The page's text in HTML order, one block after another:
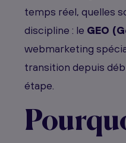
temps réel, quelles
discipline : le GEO
webmarketing
transition depuis
étape.